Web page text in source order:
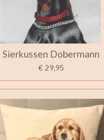
Sierkussen Dobermann
€ 29,95